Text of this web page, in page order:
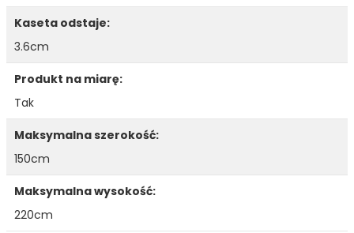
Kaseta odstaje:
3.6cm
Produkt na miarę:
Tak
Maksymalna szerokość:
150cm
Maksymalna wysokość:
220cm